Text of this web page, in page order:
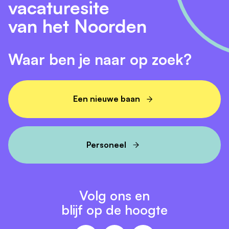
vacaturesite
van het Noorden
Waar ben je naar op zoek?
Een nieuwe baan
Personeel
Volg ons en
blijf op de hoogte